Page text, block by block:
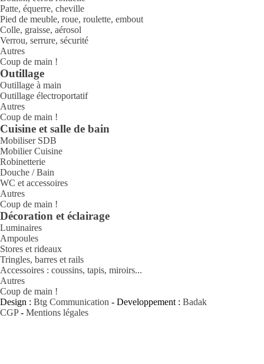
Patte, équerre, cheville
Pied de meuble, roue, roulette, embout
Colle, graisse, aérosol
Verrou, serrure, sécurité
Autres
Coup de main !
Outillage
Outillage à main
Outillage électroportatif
Autres
Coup de main !
Cuisine et salle de bain
Mobiliser SDB
Mobilier Cuisine
Robinetterie
Douche / Bain
WC et accessoires
Autres
Coup de main !
Décoration et éclairage
Luminaires
Ampoules
Stores et rideaux
Tringles, barres et rails
Accessoires : coussins, tapis, miroirs...
Autres
Coup de main !
Design : Btg Communication - Developpement : Badak
CGP- Mentions légales